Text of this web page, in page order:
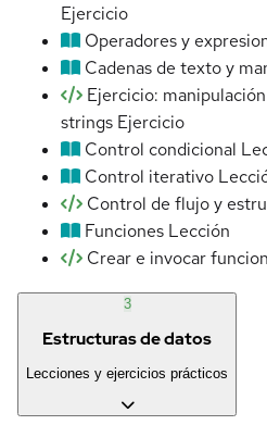
Ejercicio
Operadores y
Cadenas de texto y
Ejercicio:
strings Ejercicio
Control condicional
Control iterativo
Control de flujo y
Funciones Lección
Crear e invocar
3
Estructuras de datos
Lecciones y ejercicios prácticos